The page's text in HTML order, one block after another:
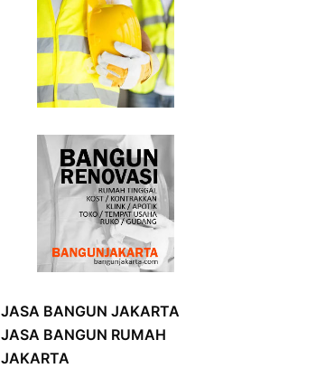
JASA BANGUN JAKARTA
JASA BANGUN RUMAH
JAKARTA